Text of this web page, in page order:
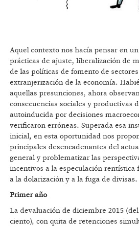
Aquel contexto nos hacía pensar en
prácticas de ajuste, liberalización de
de las políticas de fomento de
extranjerización de la economía.
aquellas presunciones, ahora
consecuencias sociales y productivas
autoinducida por decisiones
verificaron erróneas. Superada esa
inicial, en esta oportunidad nos
principales desencadenantes del
general y problematizar las
incentivos a la especulación
a la dolarización y a la fuga de divisas.
Primer año
La devaluación de diciembre 2015
ciento), con quita de retenciones